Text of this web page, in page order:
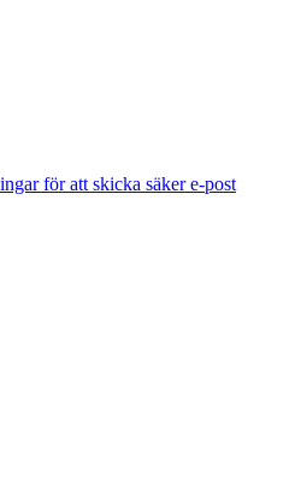
för att skicka säker e-post